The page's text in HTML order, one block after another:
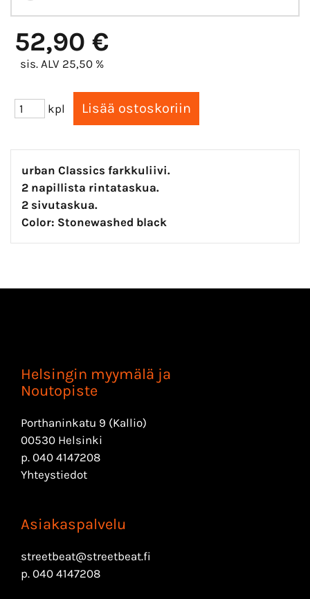
52,90 €
sis. ALV 25,50 %
kpl
urban Classics farkkuliivi.
2 napillista rintataskua.
2 sivutaskua.
Color: Stonewashed black
Helsingin myymälä ja
Noutopiste
Porthaninkatu 9 (Kallio)
00530 Helsinki
p. 040 4147208
Yhteystiedot
Asiakaspalvelu
streetbeat@streetbeat.fi
p. 040 4147208